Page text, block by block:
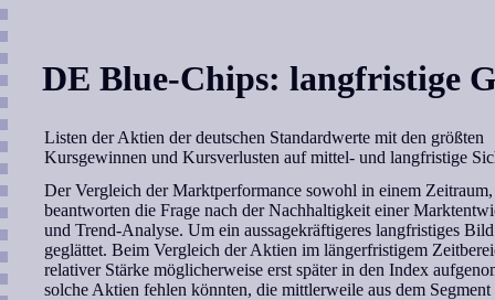
DE Blue-Chips: langfristige
Listen der Aktien der deutschen Standardwerte mit den größten
Kursgewinnen und Kursverlusten auf mittel- und langfristige
Der Vergleich der Marktperformance sowohl in einem
beantworten die Frage nach der Nachhaltigkeit einer
und Trend-Analyse. Um ein aussagekräftigeres langfristiges
geglättet. Beim Vergleich der Aktien im längerfristigem
relativer Stärke möglicherweise erst später in den Index
solche Aktien fehlen könnten, die mittlerweile aus dem Segment